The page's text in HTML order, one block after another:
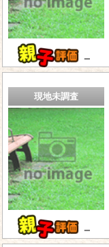
－
現地未調査
－